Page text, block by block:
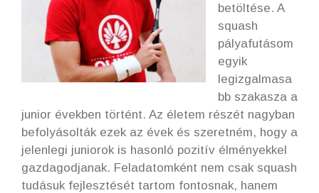
betöltése. A
squash
pályafutásom
egyik
legizgalmasa
bb szakasza a
junior években történt. Az életem részét nagyban
befolyásolták ezek az évek és szeretném, hogy a
jelenlegi juniorok is hasonló pozitív élményekkel
gazdagodjanak. Feladatomként nem csak squash
tudásuk fejlesztését tartom fontosnak, hanem